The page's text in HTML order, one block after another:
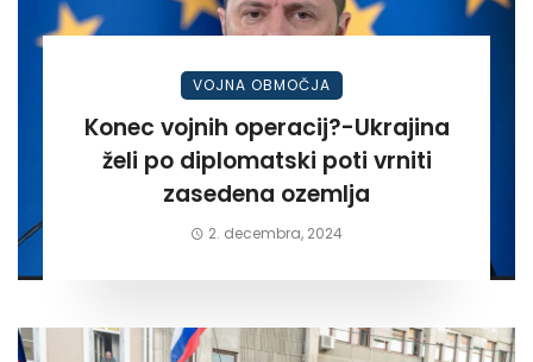
VOJNA OBMOČJA
Konec vojnih operacij?-Ukrajina
želi po diplomatski poti vrniti
zasedena ozemlja
2. decembra, 2024